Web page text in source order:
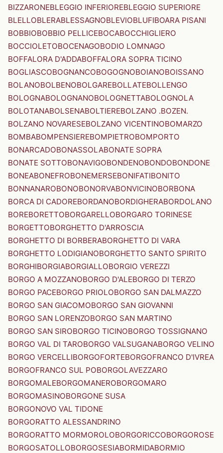
BIZZARONEBLEGGIO INFERIOREBLEGGIO SUPERIORE
BLELLOBLERABLESSAGNOBLEVIOBLUFIBOARA PISANI
BOBBIOBOBBIO PELLICEBOCABOCCHIGLIERO
BOCCIOLETOBOCENAGOBODIO LOMNAGO
BOFFALORA D'ADDABOFFALORA SOPRA TICINO
BOGLIASCOBOGNANCOBOGOGNOBOIANOBOISSANO
BOLANOBOLBENOBOLGAREBOLLATEBOLLENGO
BOLOGNABOLOGNANOBOLOGNETTABOLOGNOLA
BOLOTANABOLSENABOLTIEREBOLZANO .BOZEN.
BOLZANO NOVARESEBOLZANO VICENTINOBOMARZO
BOMBABOMPENSIEREBOMPIETROBOMPORTO
BONARCADOBONASSOLABONATE SOPRA
BONATE SOTTOBONAVIGOBONDENOBONDOBONDONE
BONEABONEFROBONEMERSEBONIFATIBONITO
BONNANAROBONOBONORVABONVICINOBORBONA
BORCA DI CADOREBORDANOBORDIGHERABORDOLANO
BOREBORETTOBORGARELLOBORGARO TORINESE
BORGETTOBORGHETTO D'ARROSCIA
BORGHETTO DI BORBERABORGHETTO DI VARA
BORGHETTO LODIGIANOBORGHETTO SANTO SPIRITO
BORGHIBORGIABORGIALLOBORGIO VEREZZI
BORGO A MOZZANOBORGO D'ALEBORGO DI TERZO
BORGO PACEBORGO PRIOLOBORGO SAN DALMAZZO
BORGO SAN GIACOMOBORGO SAN GIOVANNI
BORGO SAN LORENZOBORGO SAN MARTINO
BORGO SAN SIROBORGO TICINOBORGO TOSSIGNANO
BORGO VAL DI TAROBORGO VALSUGANABORGO VELINO
BORGO VERCELLIBORGOFORTEBORGOFRANCO D'IVREA
BORGOFRANCO SUL POBORGOLAVEZZARO
BORGOMALEBORGOMANEROBORGOMARO
BORGOMASINOBORGONE SUSA
BORGONOVO VAL TIDONE
BORGORATTO ALESSANDRINO
BORGORATTO MORMOROLOBORGORICCOBORGOROSE
BORGOSATOLLOBORGOSESIABORMIDABORMIO